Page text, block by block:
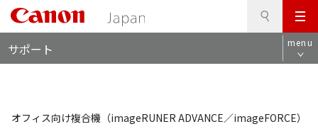
メ
ニ
ュ
サポート menu
オフィス向け複合機（imageRUNER ADVANCE／imageFORCE）